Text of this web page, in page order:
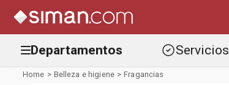
Departamentos Servicios
Belleza e higiene Fragancias